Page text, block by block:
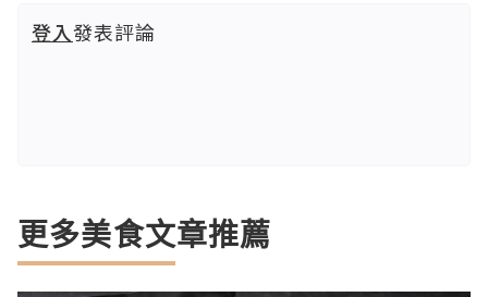
登入發表評論
更多美食文章推薦